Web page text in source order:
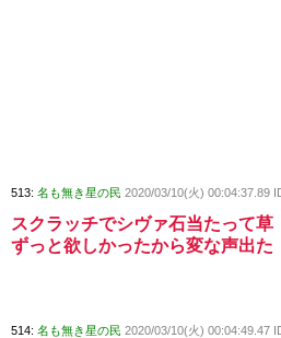
513: 名も無き星の民 2020/03/10(火) 00:04:37.89
スクラッチでシヴァ石当たって草
ずっと欲しかったから変な声出た
514: 名も無き星の民 2020/03/10(火) 00:04:49.47